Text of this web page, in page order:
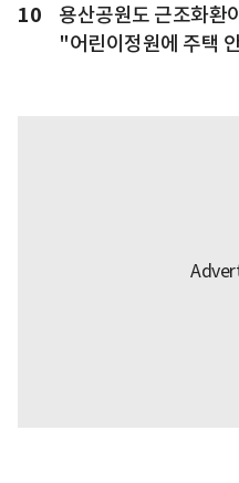
10
용산공원도 근조화
"어린이정원에 주택